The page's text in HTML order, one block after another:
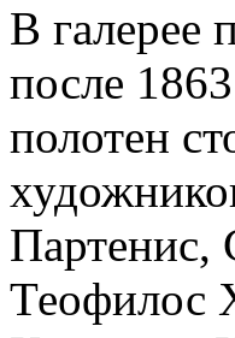
В галерее
после
полотен
Партенис,
Теофилос